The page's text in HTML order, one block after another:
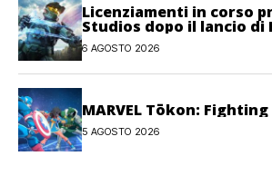
Licenziamenti in corso
Studios dopo il lancio di
Evolved
6 AGOSTO 2026
MARVEL Tōkon:
5 AGOSTO 2026